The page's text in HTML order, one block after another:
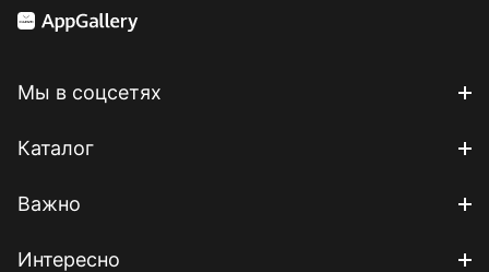
Мы в соцсетях
Каталог
Важно
Интересно